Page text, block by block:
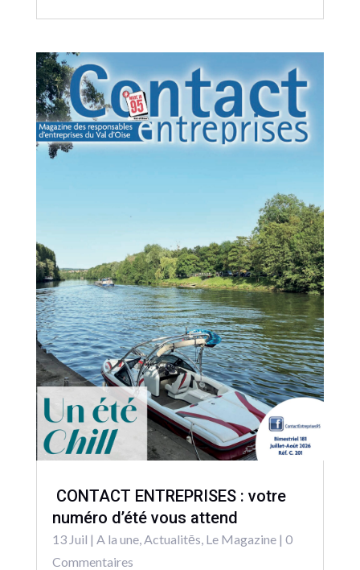
CONTACT ENTREPRISES : votre
numéro d’été vous attend
13 Juil | A la une, Actualitēs Le Magazine| 0
Commentaires